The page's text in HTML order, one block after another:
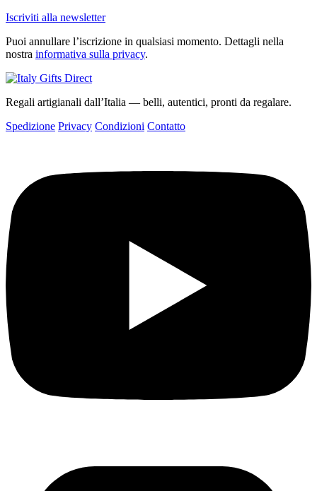
Iscriviti alla newsletter
Puoi annullare l’iscrizione in qualsiasi momento. Dettagli nella
nostra informativa sulla privacy.
Regali artigianali dall’Italia — belli, autentici, pronti da regalare.
Spedizione Privacy Condizioni Contatto